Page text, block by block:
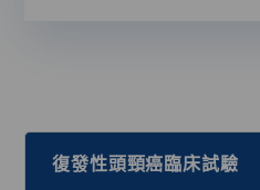
復發性頭頸癌臨床試驗